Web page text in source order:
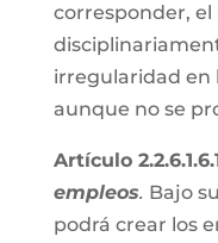
corresponder,
irregularidad en
aunque no se
Artículo
empleos. Bajo
podrá crear los